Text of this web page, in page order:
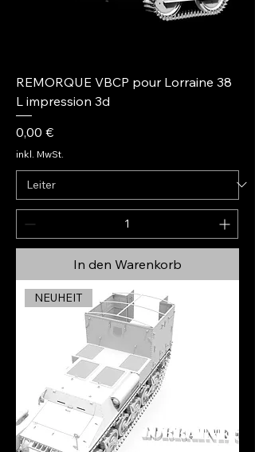
REMORQUE VBCP pour Lorraine 38
L impression 3d
Preis
0,00 €
inkl. MwSt.
In den Warenkorb
NEUHEIT